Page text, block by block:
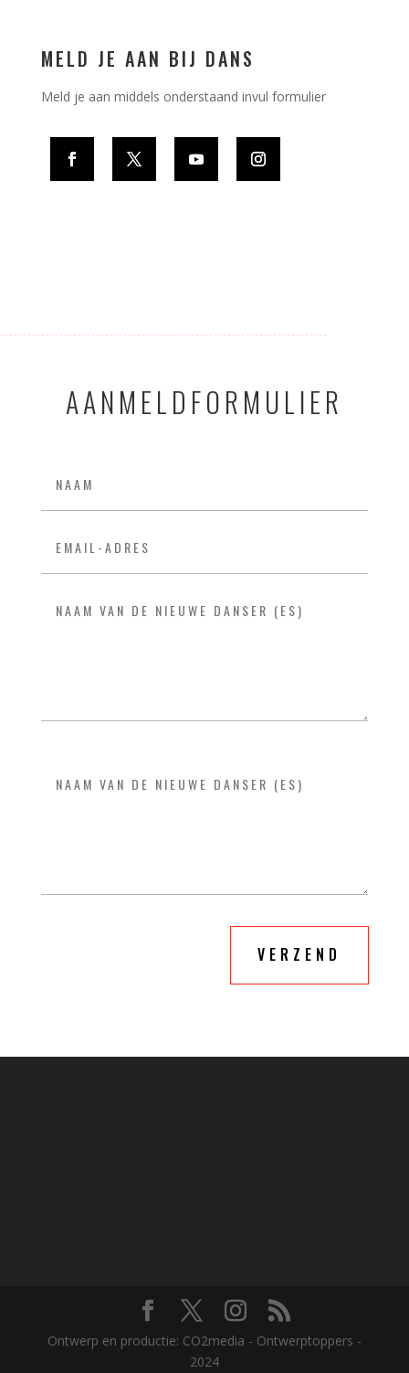
MELD JE AAN BIJ DANS
Meld je aan middels onderstaand invul formulier
AANMELDFORMULIER
VERZEND
Ontwerp en productie: CO2media - Ontwerptoppers -
2024